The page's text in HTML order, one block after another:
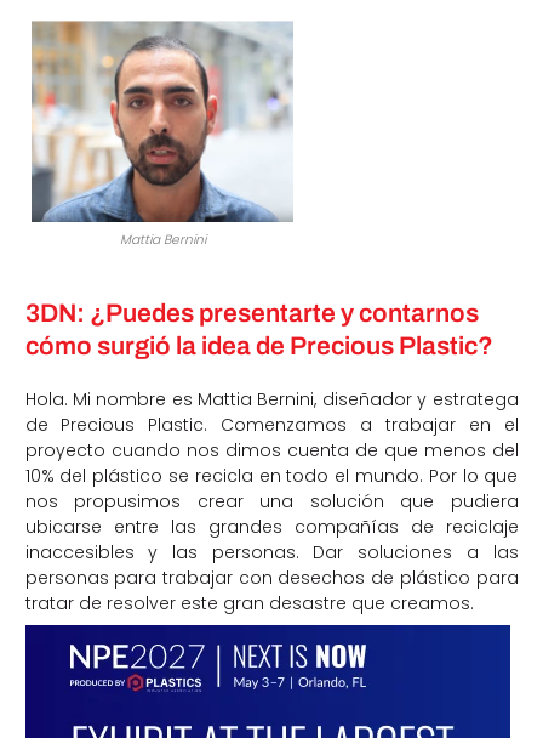
Mattia Bernini
3DN: ¿Puedes presentarte y contarnos
cómo surgió la idea de Precious Plastic?
Hola. Mi nombre es Mattia Bernini, diseñador y estratega
de Precious Plastic. Comenzamos a trabajar en el
proyecto cuando nos dimos cuenta de que menos del
10% del plástico se recicla en todo el mundo. Por lo que
nos propusimos crear una solución que pudiera
ubicarse entre las grandes compañías de reciclaje
inaccesibles y las personas. Dar soluciones a las
personas para trabajar con desechos de plástico para
tratar de resolver este gran desastre que creamos.